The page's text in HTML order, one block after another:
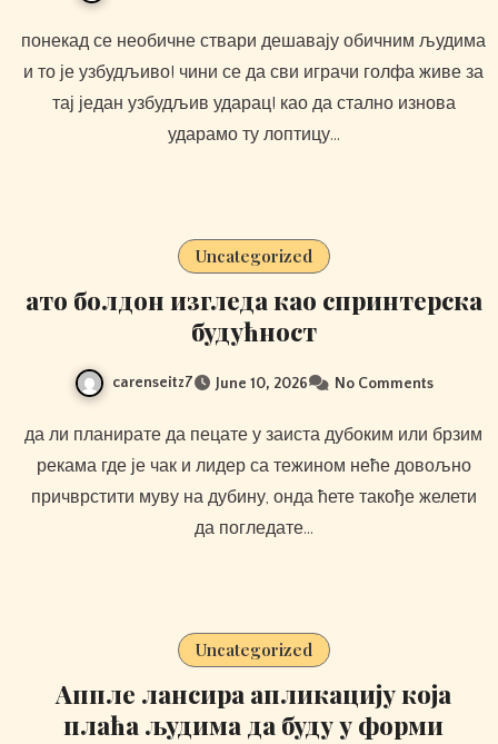
понекад се необичне ствари дешавају обичним људима
и то је узбудљиво! чини се да сви играчи голфа живе за
тај један узбудљив ударац! као да стално изнова
ударамо ту лоптицу…
Uncategorized
ато болдон изгледа као спринтерска
будућност
carenseitz7 June 10, 2026 No Comments
да ли планирате да пецате у заиста дубоким или брзим
рекама где је чак и лидер са тежином неће довољно
причврстити муву на дубину, онда ћете такође желети
да погледате…
Uncategorized
Аппле лансира апликацију која
плаћа људима да буду у форми